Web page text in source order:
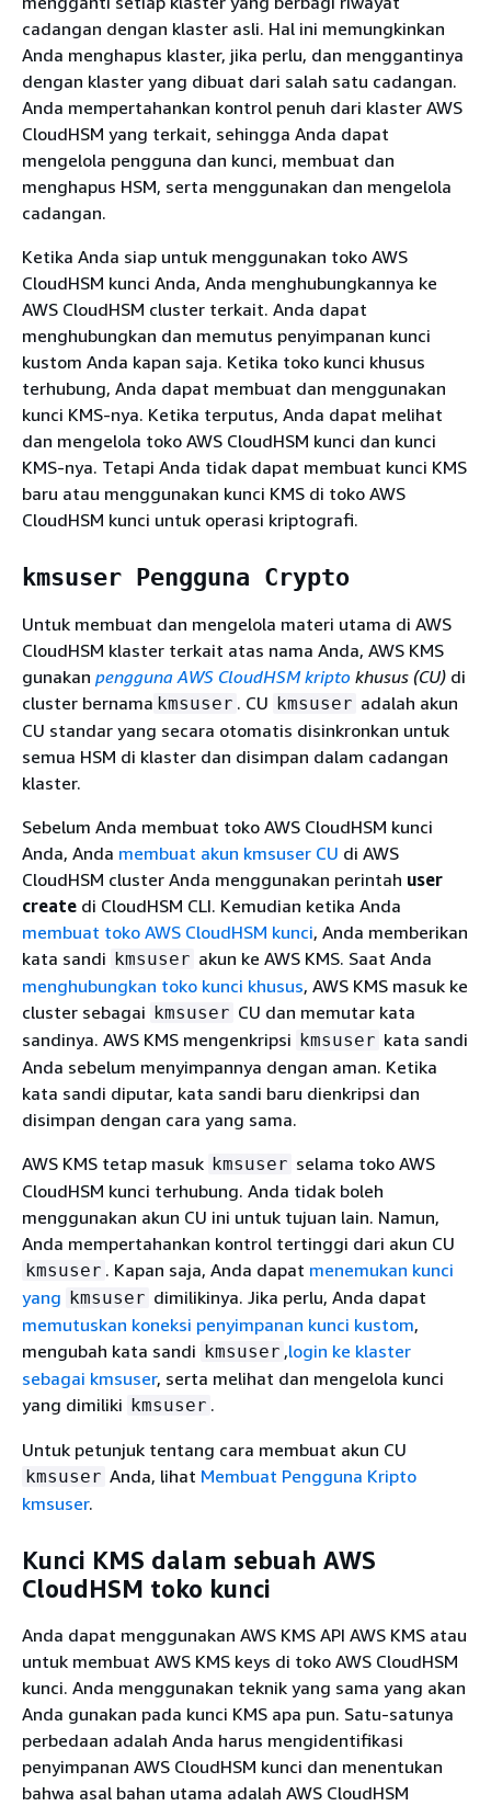
cadangan dengan klaster asli. Hal ini memungkinkan
Anda menghapus klaster, jika perlu, dan menggantinya
dengan klaster yang dibuat dari salah satu cadangan.
Anda mempertahankan kontrol penuh dari klaster AWS
CloudHSM yang terkait, sehingga Anda dapat
mengelola pengguna dan kunci, membuat dan
menghapus HSM, serta menggunakan dan mengelola
cadangan.
Ketika Anda siap untuk menggunakan toko AWS
CloudHSM kunci Anda, Anda menghubungkannya ke
AWS CloudHSM cluster terkait. Anda dapat
menghubungkan dan memutus penyimpanan kunci
kustom Anda kapan saja. Ketika toko kunci khusus
terhubung, Anda dapat membuat dan menggunakan
kunci KMS-nya. Ketika terputus, Anda dapat melihat
dan mengelola toko AWS CloudHSM kunci dan kunci
KMS-nya. Tetapi Anda tidak dapat membuat kunci KMS
baru atau menggunakan kunci KMS di toko AWS
CloudHSM kunci untuk operasi kriptografi.
kmsuser Pengguna Crypto
Untuk membuat dan mengelola materi utama di AWS
CloudHSM klaster terkait atas nama Anda, AWS KMS
gunakan pengguna AWS CloudHSM kripto khusus (CU) di
cluster bernama kmsuser . CU kmsuser adalah akun
CU standar yang secara otomatis disinkronkan untuk
semua HSM di klaster dan disimpan dalam cadangan
klaster.
Sebelum Anda membuat toko AWS CloudHSM kunci
Anda, Anda membuat akun kmsuser CU di AWS
CloudHSM cluster Anda menggunakan perintah user
create di CloudHSM CLI. Kemudian ketika Anda
membuat toko AWS CloudHSM kunci, Anda memberikan
kata sandi kmsuser akun ke AWS KMS. Saat Anda
menghubungkan toko kunci khusus, AWS KMS masuk ke
cluster sebagai kmsuser CU dan memutar kata
sandinya. AWS KMS mengenkripsi kmsuser kata sandi
Anda sebelum menyimpannya dengan aman. Ketika
kata sandi diputar, kata sandi baru dienkripsi dan
disimpan dengan cara yang sama.
AWS KMS tetap masuk kmsuser selama toko AWS
CloudHSM kunci terhubung. Anda tidak boleh
menggunakan akun CU ini untuk tujuan lain. Namun,
Anda mempertahankan kontrol tertinggi dari akun CU
kmsuser . Kapan saja, Anda dapat menemukan kunci
yang kmsuser dimilikinya. Jika perlu, Anda dapat
memutuskan koneksi penyimpanan kunci kustom,
mengubah kata sandi kmsuser ,login ke klaster
sebagai kmsuser, serta melihat dan mengelola kunci
yang dimiliki kmsuser .
Untuk petunjuk tentang cara membuat akun CU
kmsuser Anda, lihat Membuat Pengguna Kripto
kmsuser.
Kunci KMS dalam sebuah AWS
CloudHSM toko kunci
Anda dapat menggunakan AWS KMS API AWS KMS atau
untuk membuat AWS KMS keys di toko AWS CloudHSM
kunci. Anda menggunakan teknik yang sama yang akan
Anda gunakan pada kunci KMS apa pun. Satu-satunya
perbedaan adalah Anda harus mengidentifikasi
penyimpanan AWS CloudHSM kunci dan menentukan
bahwa asal bahan utama adalah AWS CloudHSM